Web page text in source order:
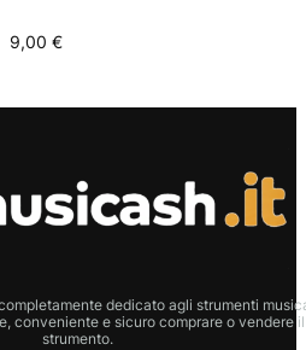
9,00 €
dedicato agli strumenti
conveniente e sicuro comprare o vendere
strumento.